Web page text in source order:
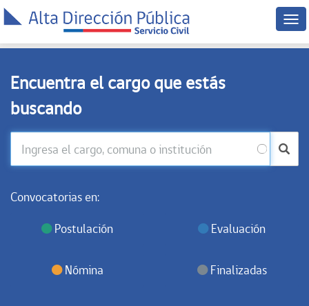
Encuentra el cargo que estás
buscando
Convocatorias en:
Postulación Evaluación
Nómina Finalizadas